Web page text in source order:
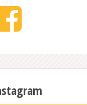
Facebook